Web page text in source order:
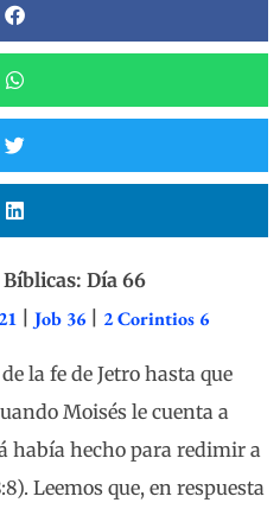
Día 66
Job 36| 2 Corintios 6
la fe de Jetro hasta que
Moisés le cuenta a
había hecho para redimir a
Leemos que, en respuesta